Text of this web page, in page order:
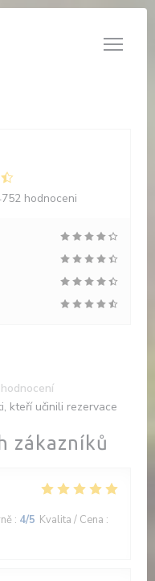
zákazníků
: 4/5 Kvalita / Cena :
hodnoceni
kteří učinili rezervace